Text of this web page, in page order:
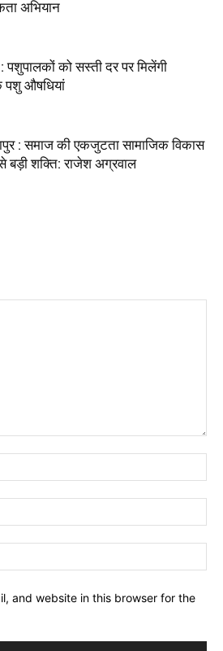
अभियान
पशुपालकों को सस्ती दर पर मिलेंगी
पशु औषधियां
: समाज की एकजुटता सामाजिक विकास
बड़ी शक्ति: राजेश अग्रवाल
and website in this browser for the